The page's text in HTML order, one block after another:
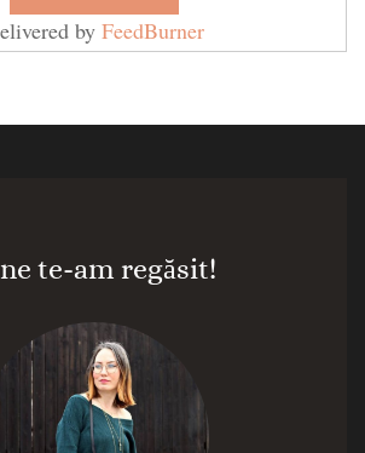
by FeedBurner
te-am regăsit!